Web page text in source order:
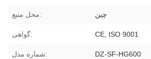
محل منبع: چین
گواهی: CE, ISO 9001
شماره مدل: DZ-SF-HG600